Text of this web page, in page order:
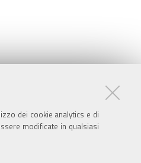
dei cookie analytics e di
modificate in qualsiasi